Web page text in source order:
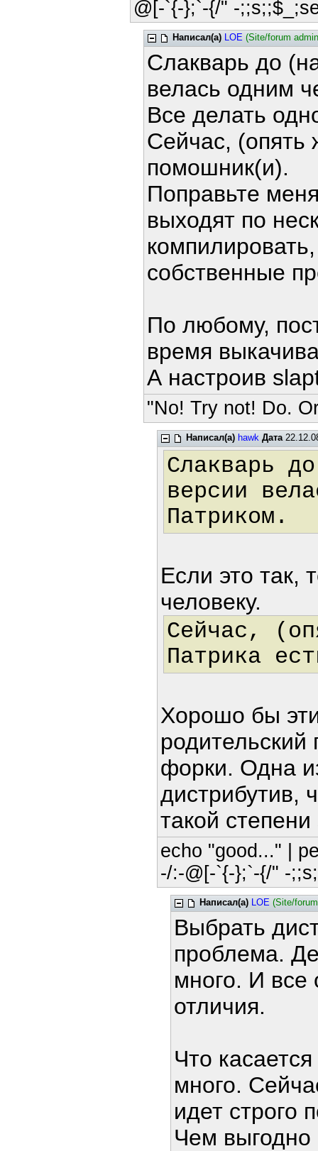
@[-`{-};`-{/" -
Написал(а) LOE (Site/forum
Слакварь до
велась одним
Все делать
Сейчас, (опять
помошник(и).
Поправьте
выходят по
собственные
По любому,
время
А настроив
"No! Try not! Do.
Написал(а) hawk Дата
Слакварь
версии
Патриком.
Если это так,
человеку.
Сейчас,
Патрика
Хорошо бы
родительский
форки. Одна
дистрибутив,
такой
echo "good..." |
-/:-@[-`{-};`-{/" -
Написал(а) LOE (Site/
Выбрать
проблема.
много. И
отличия.
Что
много.
идет строго
Чем выгодно